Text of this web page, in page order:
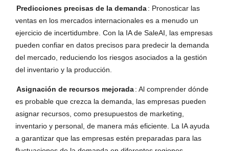
Predicciones precisas de la demanda: Pronosticar las
ventas en los mercados internacionales es a menudo un
ejercicio de incertidumbre. Con la IA de SaleAI, las empresas
pueden confiar en datos precisos para predecir la demanda
del mercado, reduciendo los riesgos asociados a la gestión
del inventario y la producción.
Asignación de recursos mejorada: Al comprender dónde
es probable que crezca la demanda, las empresas pueden
asignar recursos, como presupuestos de marketing,
inventario y personal, de manera más eficiente. La IA ayuda
a garantizar que las empresas estén preparadas para las